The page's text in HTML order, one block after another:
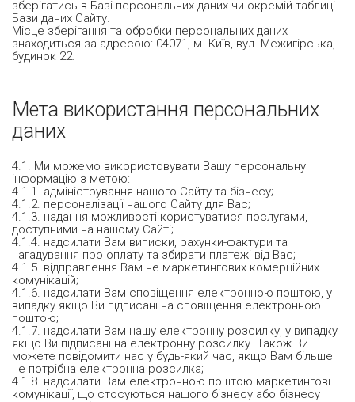
зберігатись в Базі персональних даних чи окремій таблиці
Бази даних Сайту.
Місце зберігання та обробки персональних даних
знаходиться за адресою: 04071, м. Київ, вул. Межигірська,
будинок 22.
Мета використання персональних
даних
4.1. Ми можемо використовувати Вашу персональну
інформацію з метою:
4.1.1. адміністрування нашого Сайту та бізнесу;
4.1.2. персоналізації нашого Сайту для Вас;
4.1.3. надання можливості користуватися послугами,
доступними на нашому Сайті;
4.1.4. надсилати Вам виписки, рахунки-фактури та
нагадування про оплату та збирати платежі від Вас;
4.1.5. відправлення Вам не маркетингових комерційних
комунікацій;
4.1.6. надсилати Вам сповіщення електронною поштою, у
випадку якщо Ви підписані на сповіщення електронною
поштою;
4.1.7. надсилати Вам нашу електронну розсилку, у випадку
якщо Ви підписані на електронну розсилку. Також Ви
можете повідомити нас у будь-який час, якщо Вам більше
не потрібна електронна розсилка;
4.1.8. надсилати Вам електронною поштою маркетингові
комунікації, що стосуються нашого бізнесу або бізнесу